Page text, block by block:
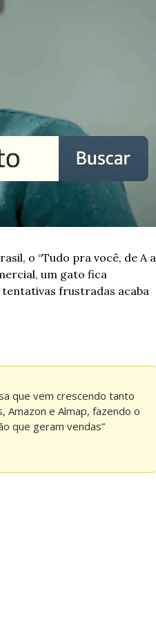
o “Tudo pra você, de A a
um gato fica
tentativas frustradas acaba
que vem crescendo tanto
e Almap, fazendo o
que geram vendas”